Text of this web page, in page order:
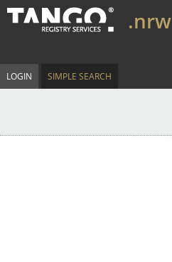
.nrw
LOGIN SIMPLE SEARCH